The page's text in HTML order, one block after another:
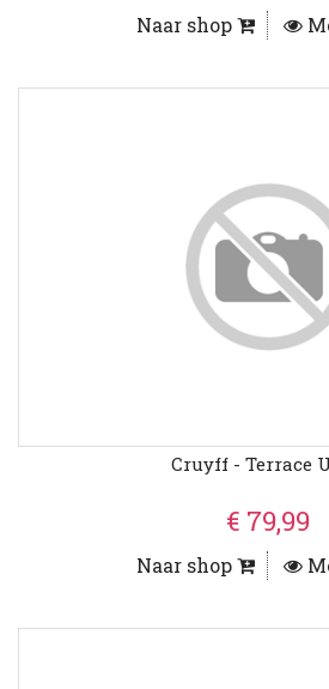
Naar shop
Cruyff - Terrace
€ 79,99
Naar shop